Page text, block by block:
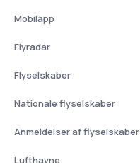
Mobilapp
Flyradar
Flyselskaber
Nationale flyselskaber
Anmeldelser af flyselskaber
Lufthavne